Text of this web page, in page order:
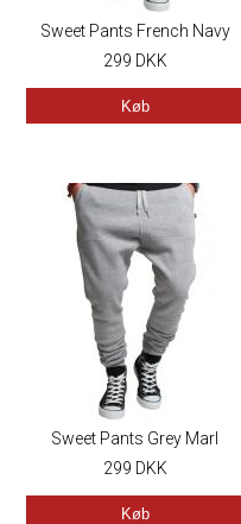
Sweet Pants French Navy
299 DKK
Køb
Sweet Pants Grey Marl
299 DKK
Køb